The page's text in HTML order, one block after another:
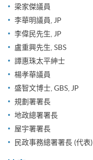
梁家傑議員
李華明議員, JP
李偉民先生, JP
盧重興先生, SBS
譚惠珠太平紳士
楊孝華議員
盛智文博士, GBS, JP
規劃署署長
地政總署署長
屋宇署署長
民政事務總署署長 (代表)